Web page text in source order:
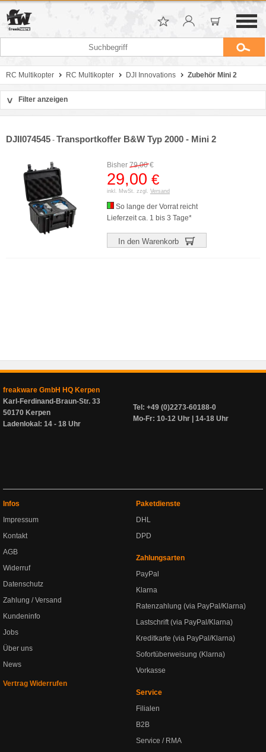
RC Multikopter RC Multikopter DJI Innovations Zubehör Mini 2
> Filter anzeigen
DJII074545 - Transportkoffer B&W Typ 2000 - Mini 2
Bisher 79,00€
29,00 €
inkl. MwSt. zzgl. Versand
So lange der Vorrat reicht
Lieferzeit ca. 1 bis 3 Tage*
In den Warenkorb
freakware GmbH HQ Kerpen
Karl-Ferdinand-Braun-Str. 33
50170 Kerpen
Ladenlokal: 14 - 18 Uhr
Tel: +49 (0)2273-60188-0
Mo-Fr: 10-12 Uhr | 14-18 Uhr
Infos
Impressum
Kontakt
AGB
Widerruf
Datenschutz
Zahlung / Versand
Kundeninfo
Jobs
Über uns
News
Vertrag Widerrufen
Paketdienste
DHL
DPD
Zahlungsarten
PayPal
Klarna
Ratenzahlung (via PayPal/Klarna)
Lastschrift (via PayPal/Klarna)
Kreditkarte (via PayPal/Klarna)
Sofortüberweisung (Klarna)
Vorkasse
Service
Filialen
B2B
Service / RMA